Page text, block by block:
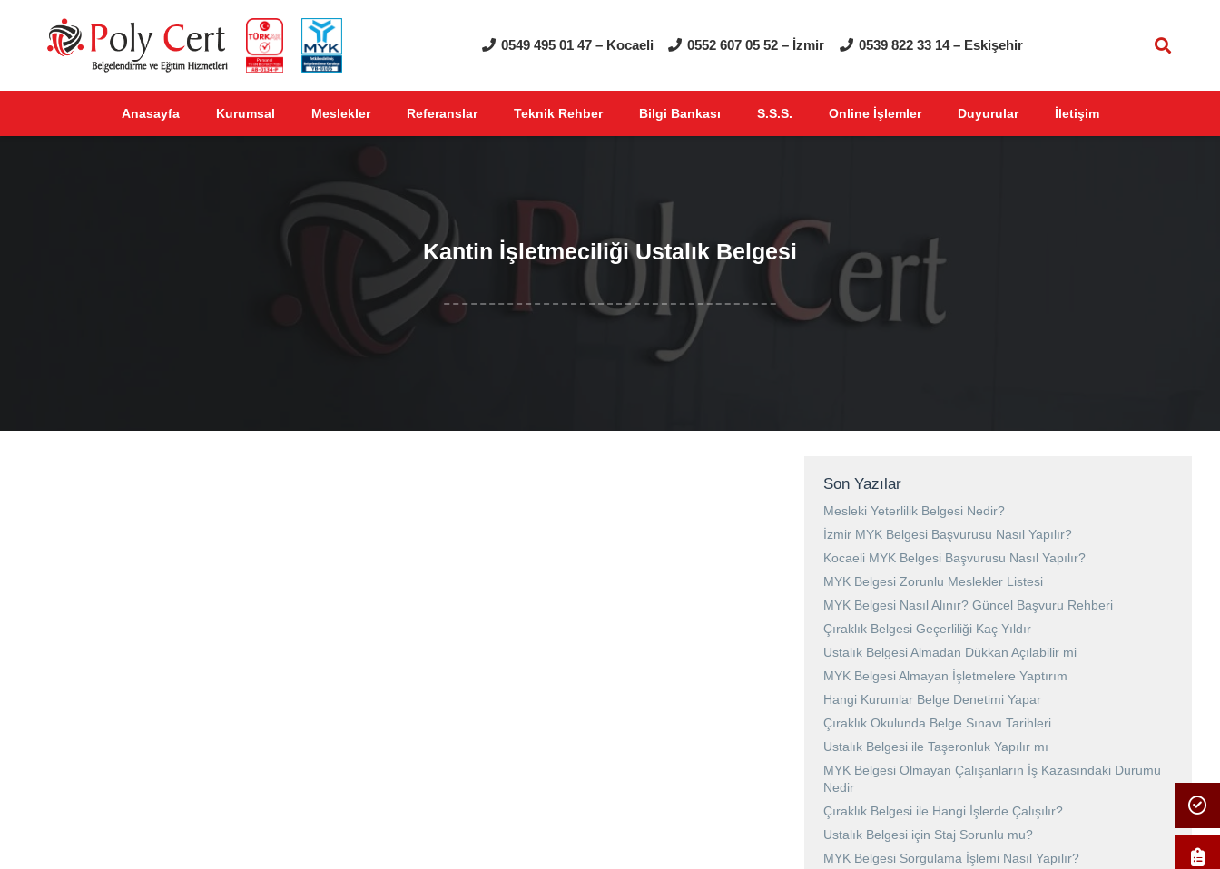
0549 495 01 47 – Kocaeli 0552 607 05 52 – İzmir 0539 822 33 14 – Eskişehir
Anasayfa Kurumsal Meslekler Referanslar Teknik Rehber Bilgi Bankası S.S.S. Online İşlemler Duyurular İletişim
Kantin İşletmeciliği Ustalık Belgesi
Son Yazılar
Mesleki Yeterlilik Belgesi Nedir?
İzmir MYK Belgesi Başvurusu Nasıl Yapılır?
Kocaeli MYK Belgesi Başvurusu Nasıl Yapılır?
MYK Belgesi Zorunlu Meslekler Listesi
MYK Belgesi Nasıl Alınır? Güncel Başvuru Rehberi
Çıraklık Belgesi Geçerliliği Kaç Yıldır
Ustalık Belgesi Almadan Dükkan Açılabilir mi
MYK Belgesi Almayan İşletmelere Yaptırım
Hangi Kurumlar Belge Denetimi Yapar
Çıraklık Okulunda Belge Sınavı Tarihleri
Ustalık Belgesi ile Taşeronluk Yapılır mı
MYK Belgesi Olmayan Çalışanların İş Kazasındaki Durumu
Nedir
Çıraklık Belgesi ile Hangi İşlerde Çalışılır?
Ustalık Belgesi için Staj Sorunlu mu?
MYK Belgesi Sorgulama İşlemi Nasıl Yapılır?